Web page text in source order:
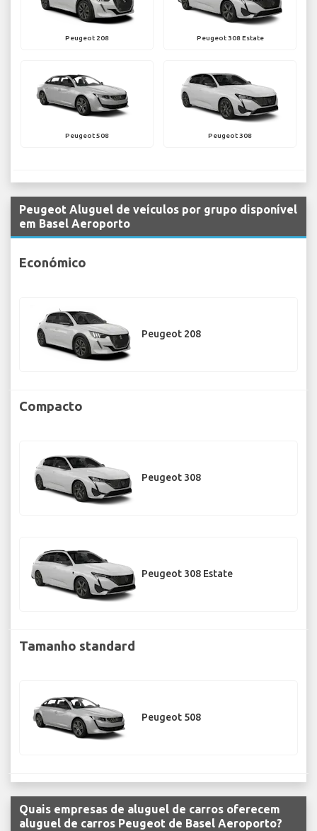
Peugeot 208 Peugeot 308 Estate
Peugeot 508 Peugeot 308
Peugeot Aluguel de veículos por grupo disponível
em Basel Aeroporto
Económico
Peugeot 208
Compacto
Peugeot 308
Peugeot 308 Estate
Tamanho standard
Peugeot 508
Quais empresas de aluguel de carros oferecem
aluguel de carros Peugeot de Basel Aeroporto?